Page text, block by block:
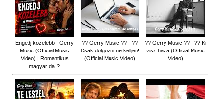
Engedj közelebb - Gerry
Music (Official Music
Video) | Romantikus
magyar dal ?
?? Gerry Music ?? - ??
Csak dolgozni ne kelljen!
(Official Music Video)
?? Gerry Music ?? - ?? Ki
visz haza (Official Music
Video)